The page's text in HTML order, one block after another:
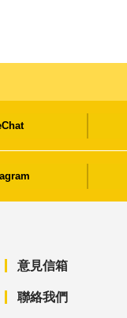
意見信箱
聯絡我們